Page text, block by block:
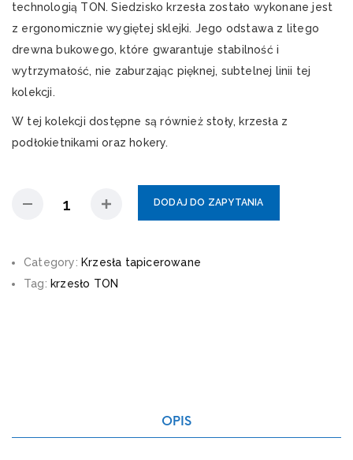
technologią TON. Siedzisko krzesła zostało wykonane jest
z ergonomicznie wygiętej sklejki. Jego odstawa z litego
drewna bukowego, które gwarantuje stabilność i
wytrzymałość, nie zaburzając pięknej, subtelnej linii tej
kolekcji.
W tej kolekcji dostępne są również stoły, krzesła z
podłokietnikami oraz hokery.
DODAJ DO ZAPYTANIA
Category: Krzesła tapicerowane
Tag: krzesło TON
OPIS